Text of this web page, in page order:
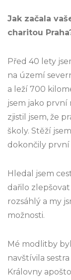
Jak začala
charitou
Před 40 lety
na území
a leží 700
jsem jako první
zjistil jsem, že
školy. Stěží
dokončily
Hledal jsem
dařilo
rozsáhlý a my
možnosti.
Mé modlitby
navštívila
Královny